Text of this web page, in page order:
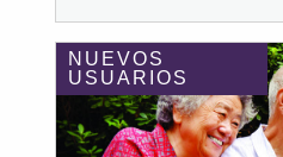
NUEVOS
USUARIOS